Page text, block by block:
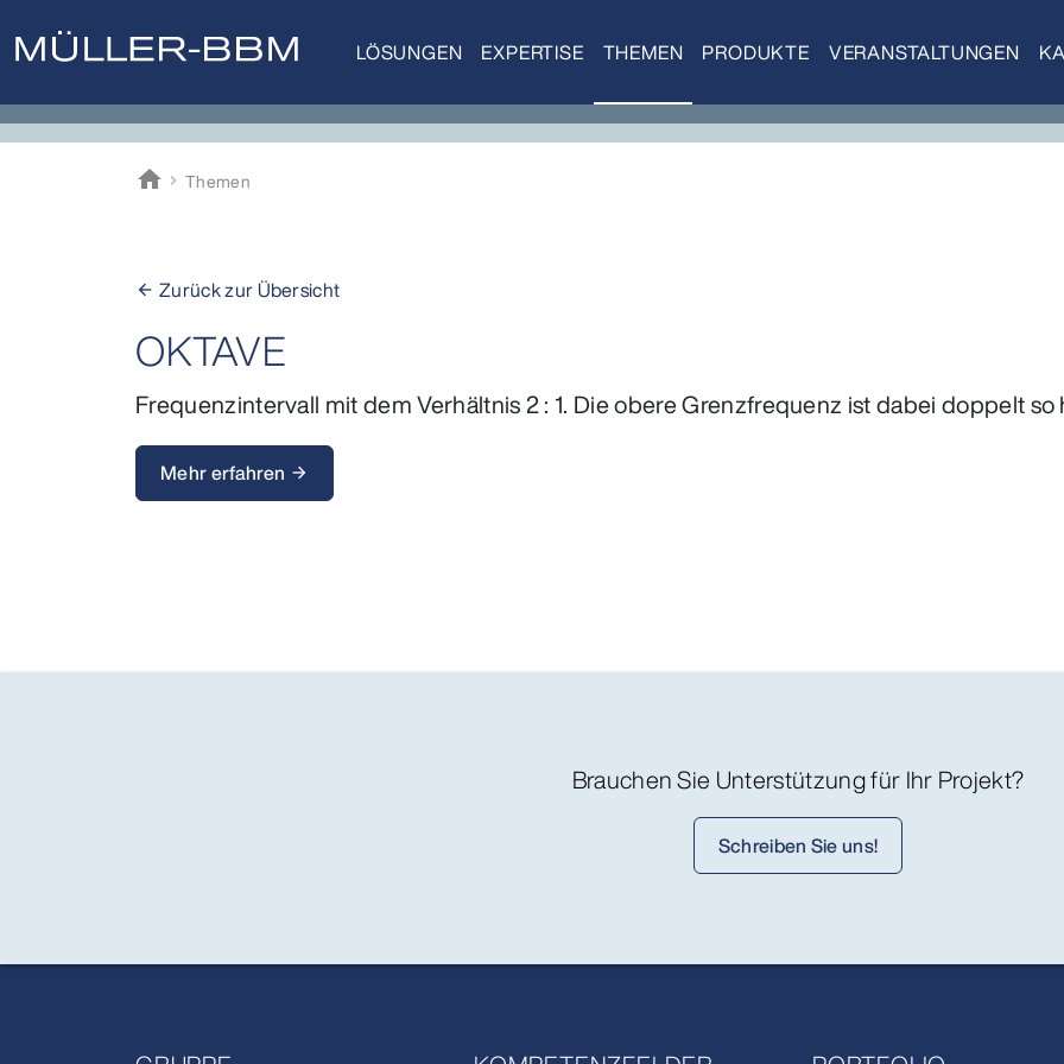
LÖSUNGEN EXPERTISE THEMEN PRODUKTE VERANSTALTUNGEN
home
Müller-BBM
Themen
arrow_back Zurück zur Übersicht
OKTAVE
Frequenzintervall mit dem Verhältnis 2 : 1. Die obere Grenzfrequenz ist dabei doppelt
Mehr erfahren arrow_forward
Brauchen Sie Unterstützung für Ihr Projekt?
Schreiben Sie uns!